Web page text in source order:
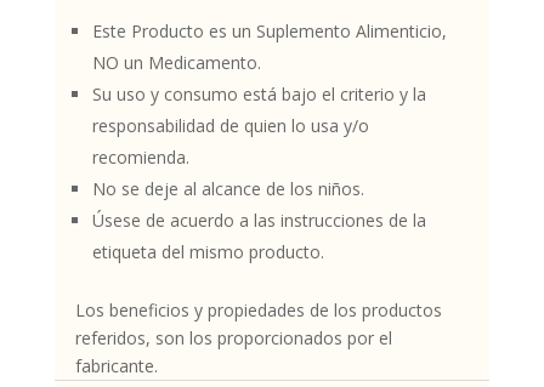
Este Producto es un Suplemento Alimenticio,
NO un Medicamento.
Su uso y consumo está bajo el criterio y la
responsabilidad de quien lo usa y/o
recomienda.
No se deje al alcance de los niños.
Úsese de acuerdo a las instrucciones de la
etiqueta del mismo producto.
Los beneficios y propiedades de los productos
referidos, son los proporcionados por el
fabricante.